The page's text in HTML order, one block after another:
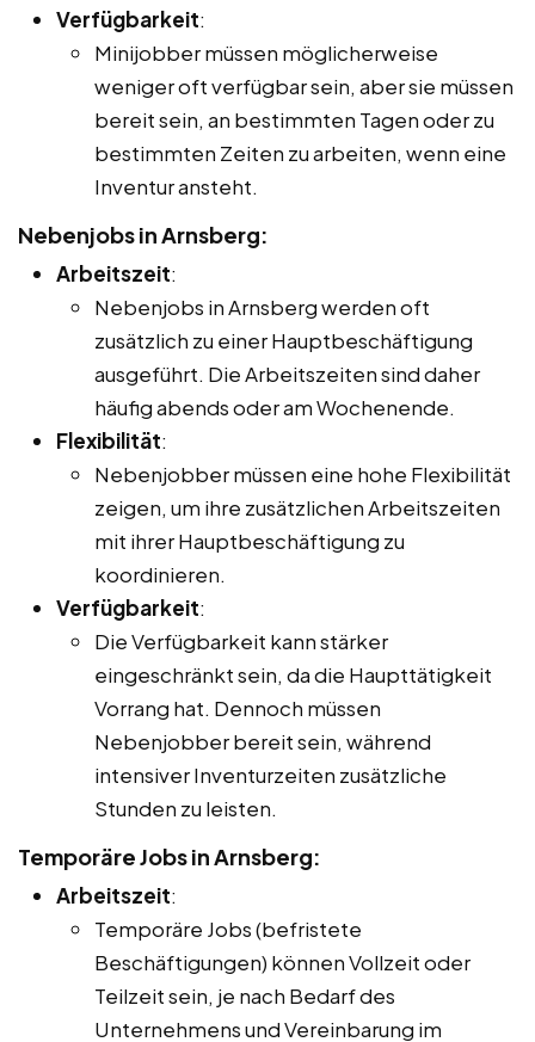
Verfügbarkeit:
Minijobber müssen möglicherweise
weniger oft verfügbar sein, aber sie müssen
bereit sein, an bestimmten Tagen oder zu
bestimmten Zeiten zu arbeiten, wenn eine
Inventur ansteht.
Nebenjobs in Arnsberg:
Arbeitszeit:
Nebenjobs in Arnsberg werden oft
zusätzlich zu einer Hauptbeschäftigung
ausgeführt. Die Arbeitszeiten sind daher
häufig abends oder am Wochenende.
Flexibilität:
Nebenjobber müssen eine hohe Flexibilität
zeigen, um ihre zusätzlichen Arbeitszeiten
mit ihrer Hauptbeschäftigung zu
koordinieren.
Verfügbarkeit:
Die Verfügbarkeit kann stärker
eingeschränkt sein, da die Haupttätigkeit
Vorrang hat. Dennoch müssen
Nebenjobber bereit sein, während
intensiver Inventurzeiten zusätzliche
Stunden zu leisten.
Temporäre Jobs in Arnsberg:
Arbeitszeit:
Temporäre Jobs (befristete
Beschäftigungen) können Vollzeit oder
Teilzeit sein, je nach Bedarf des
Unternehmens und Vereinbarung im